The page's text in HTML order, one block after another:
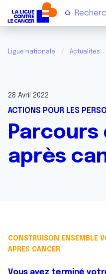
Ligue nationale Actualités
28 Avril 2022
ACTIONS POUR LES
Parcours
après
CONSTRUISON ENSEMBLE
APRES CANCER
Vous avez terminé